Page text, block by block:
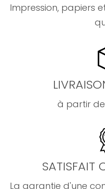
Impression, papiers
à partir
SATISFAIT
La garantie d'une